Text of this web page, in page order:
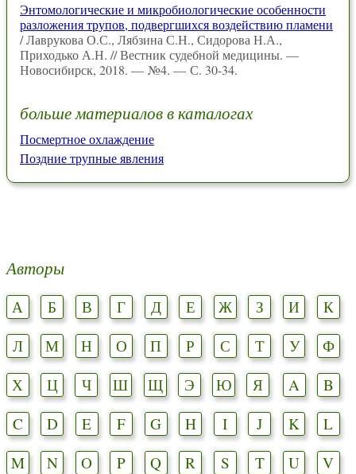
Энтомологические и микробиологические особенности
разложения трупов, подвергшихся воздействию пламени
/ Лаврукова О.С., Лябзина С.Н., Сидорова Н.А.,
Приходько А.Н. // Вестник судебной медицины. —
Новосибирск, 2018. — №4. — С. 30-34.
больше материалов в каталогах
Посмертное охлаждение
Поздние трупные явления
Авторы
А Б В Г Д Е Ж З И
К
Л
М Н О П Р С Т У
Ф
Х
Ц Ч Ш Щ Э Ю Я A
B
C
D E F G H I J K
L
M
N O P Q R S T U
V